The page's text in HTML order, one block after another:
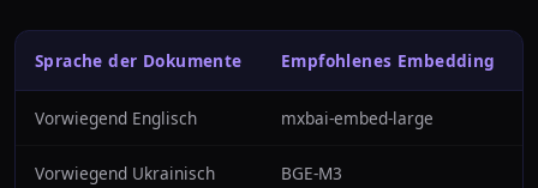
Sprache der Dokumente Empfohlenes Embedding
Vorwiegend Englisch mxbai-embed-large
Vorwiegend Ukrainisch BGE-M3